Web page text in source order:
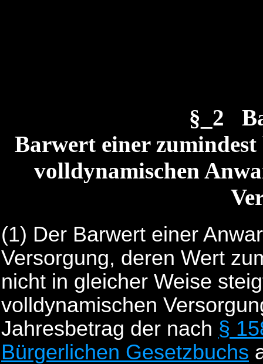
§_2
Barwert einer
volldynamischen
(1) Der Barwert einer
Versorgung, deren Wert
nicht in gleicher Weise
volldynamischen
Jahresbetrag der nach §
Bürgerlichen Gesetzbuchs